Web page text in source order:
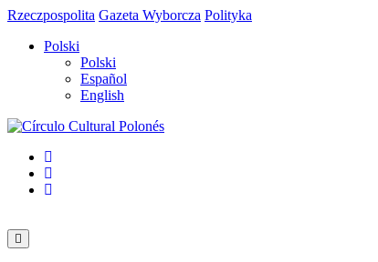
Rzeczpospolita Gazeta Wyborcza Polityka
Polski
Polski
Español
English